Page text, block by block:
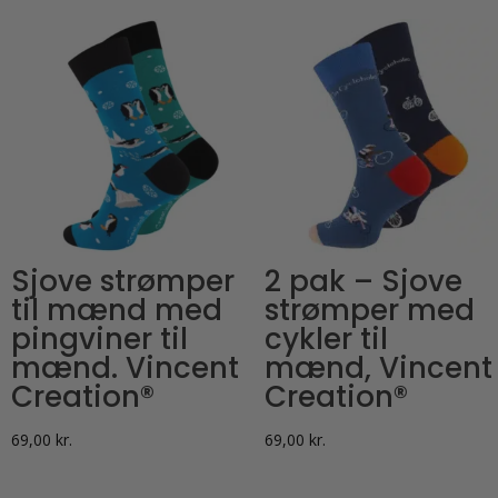
Sjove strømper
til mænd med
pingviner til
mænd. Vincent
Creation®
69,00 kr.
2 pak – Sjove
strømper med
cykler til
mænd, Vincent
Creation®
69,00 kr.